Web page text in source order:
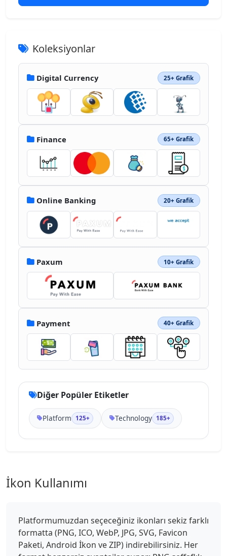
Koleksiyonlar
Digital Currency 25+ Grafik
Finance 65+ Grafik
Online Banking 20+ Grafik
Paxum 10+ Grafik
Payment 40+ Grafik
Diğer Popüler Etiketler
Platform 125+ Technology 185+
İkon Kullanımı
Platformumuzdan seçeceğiniz ikonları sekiz farklı
formatta (PNG, ICO, WebP, JPG, SVG, Favicon
Paketi, Android İkon ve ZIP) indirebilirsiniz. Her